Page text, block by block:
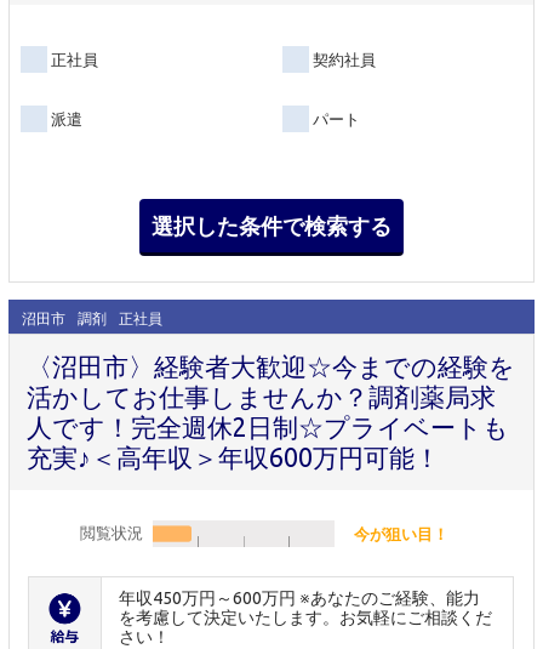
正社員 契約社員
派遣 パート
沼田市 調剤 正社員
〈沼田市〉経験者大歓迎☆今までの経験を
活かしてお仕事しませんか？調剤薬局求
人です！完全週休2日制☆プライベートも
充実♪＜高年収＞年収600万円可能！
閲覧状況 今が狙い目！
年収450万円～600万円 ※あなたのご経験、能力
を考慮して決定いたします。お気軽にご相談くだ
さい！